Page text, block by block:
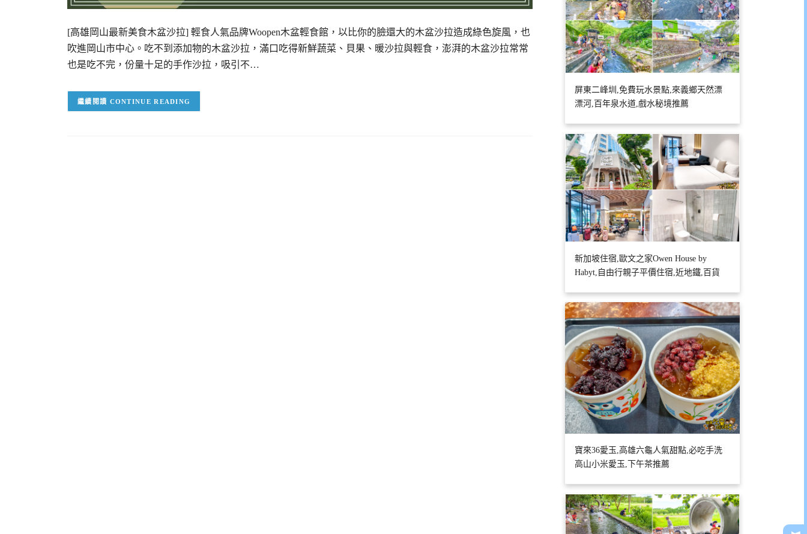
[高雄岡山最新美食木盆沙拉] 輕食人氣品牌Woopen木盆輕食館，以比你的臉還大的木盆沙拉造成綠色旋風，也
吹進岡山市中心。吃不到添加物的木盆沙拉，滿口吃得新鮮蔬菜、貝果、暖沙拉與輕食，澎湃的木盆沙拉常常
也是吃不完，份量十足的手作沙拉，吸引不…
CONTINUE READING
屏東二峰圳,免費玩水景點,來義鄉天然漂
漂河,百年泉水道,戲水秘境推薦
新加坡住宿,歐文之家Owen House by
Habyt,自由行親子平價住宿,近地鐵,百貨
寶來36愛玉,高雄六龜人氣甜點,必吃手洗
高山小米愛玉,下午茶推薦